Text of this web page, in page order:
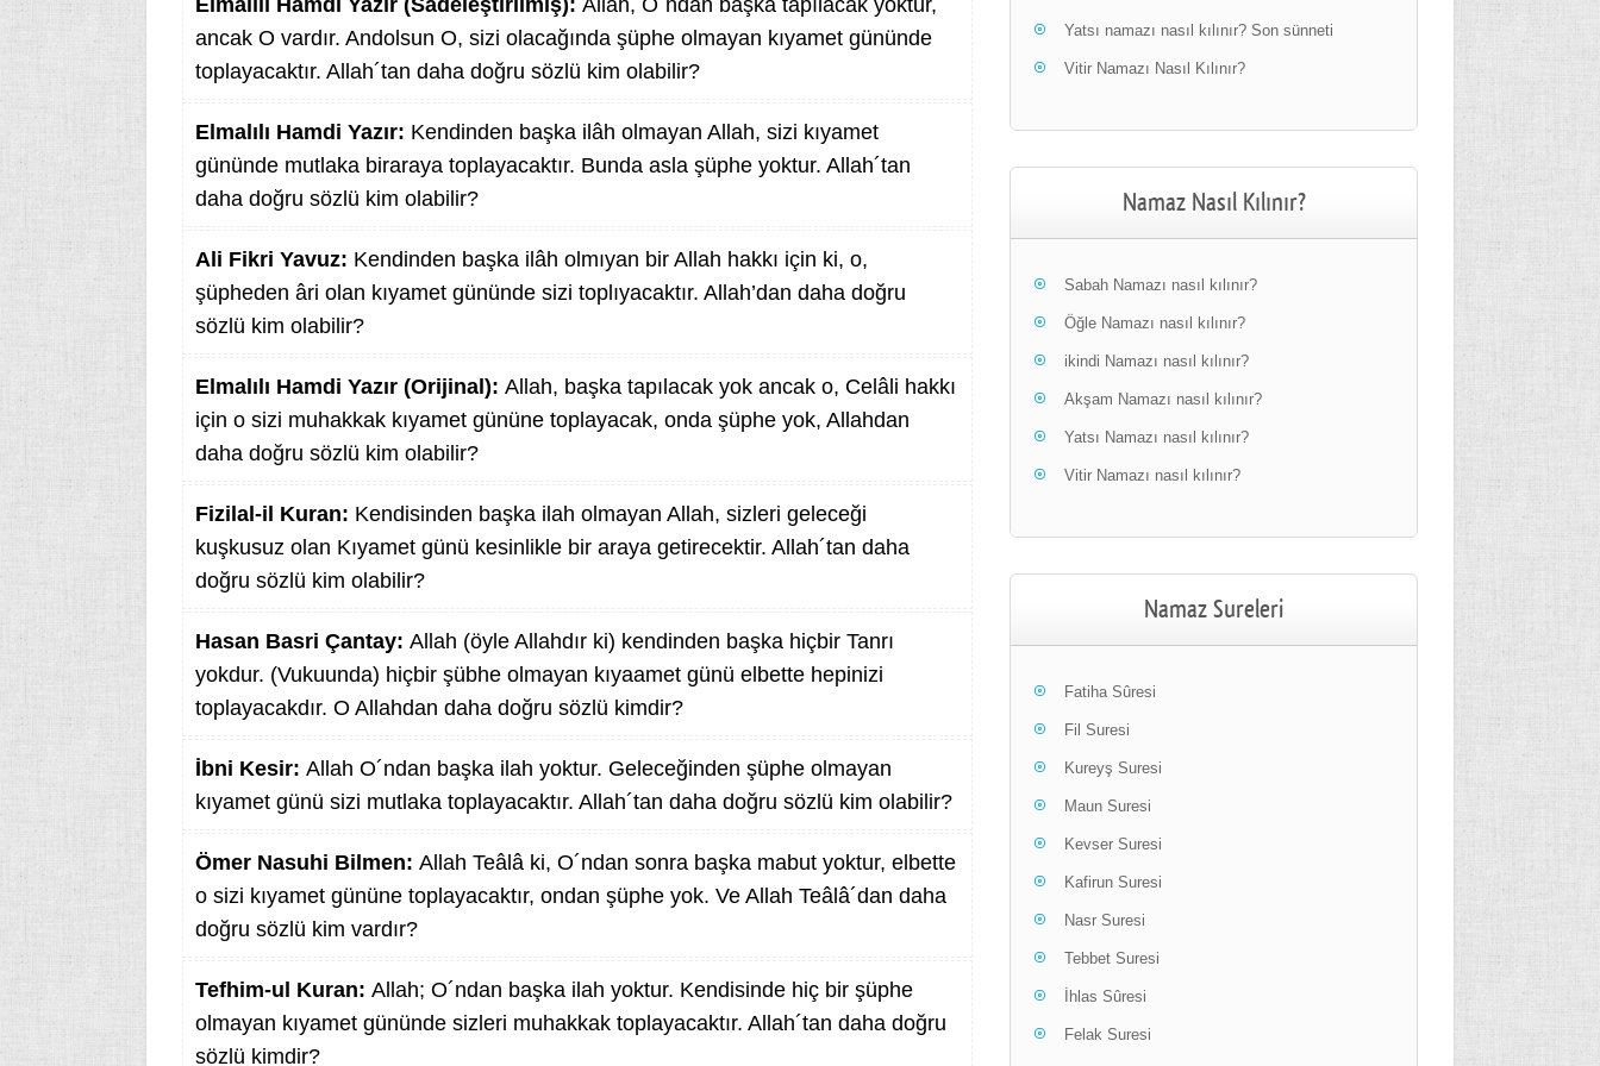
Elmalılı Hamdi Yazır (Sadeleştirilmiş): Allah, O´ndan başka tapılacak yoktur,
ancak O vardır. Andolsun O, sizi olacağında şüphe olmayan kıyamet gününde
toplayacaktır. Allah´tan daha doğru sözlü kim olabilir?
Elmalılı Hamdi Yazır: Kendinden başka ilâh olmayan Allah, sizi kıyamet
gününde mutlaka biraraya toplayacaktır. Bunda asla şüphe yoktur. Allah´tan
daha doğru sözlü kim olabilir?
Ali Fikri Yavuz: Kendinden başka ilâh olmıyan bir Allah hakkı için ki, o,
şüpheden âri olan kıyamet gününde sizi toplıyacaktır. Allah’dan daha doğru
sözlü kim olabilir?
Elmalılı Hamdi Yazır (Orijinal): Allah, başka tapılacak yok ancak o, Celâli hakkı
için o sizi muhakkak kıyamet gününe toplayacak, onda şüphe yok, Allahdan
daha doğru sözlü kim olabilir?
Fizilal-il Kuran: Kendisinden başka ilah olmayan Allah, sizleri geleceği
kuşkusuz olan Kıyamet günü kesinlikle bir araya getirecektir. Allah´tan daha
doğru sözlü kim olabilir?
Hasan Basri Çantay: Allah (öyle Allahdır ki) kendinden başka hiçbir Tanrı
yokdur. (Vukuunda) hiçbir şübhe olmayan kıyaamet günü elbette hepinizi
toplayacakdır. O Allahdan daha doğru sözlü kimdir?
İbni Kesir: Allah O´ndan başka ilah yoktur. Geleceğinden şüphe olmayan
kıyamet günü sizi mutlaka toplayacaktır. Allah´tan daha doğru sözlü kim olabilir?
Ömer Nasuhi Bilmen: Allah Teâlâ ki, O´ndan sonra başka mabut yoktur, elbette
o sizi kıyamet gününe toplayacaktır, ondan şüphe yok. Ve Allah Teâlâ´dan daha
doğru sözlü kim vardır?
Tefhim-ul Kuran: Allah; O´ndan başka ilah yoktur. Kendisinde hiç bir şüphe
olmayan kıyamet gününde sizleri muhakkak toplayacaktır. Allah´tan daha doğru
sözlü kimdir?
Yatsı namazı nasıl kılınır? Son sünneti
Vitir Namazı Nasıl Kılınır?
Namaz Nasıl Kılınır?
Sabah Namazı nasıl kılınır?
Öğle Namazı nasıl kılınır?
ikindi Namazı nasıl kılınır?
Akşam Namazı nasıl kılınır?
Yatsı Namazı nasıl kılınır?
Vitir Namazı nasıl kılınır?
Namaz Sureleri
Fatiha Sûresi
Fil Suresi
Kureyş Suresi
Maun Suresi
Kevser Suresi
Kafirun Suresi
Nasr Suresi
Tebbet Suresi
İhlas Sûresi
Felak Suresi